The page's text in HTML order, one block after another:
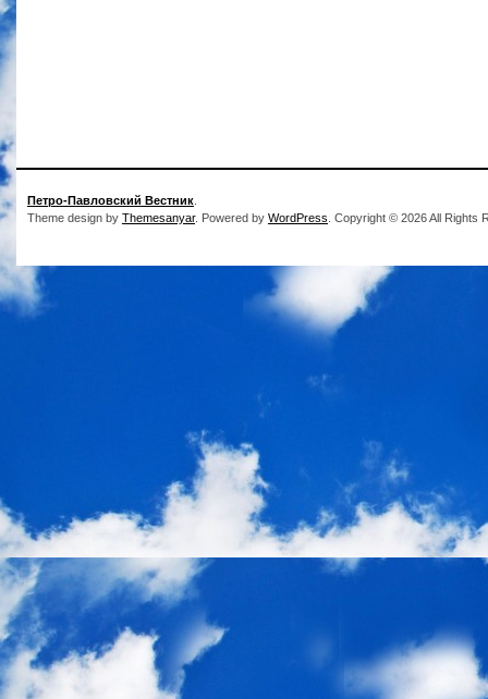
Петро-Павловский Вестник
Theme design by Themesanyar. Powered by WordPress . Copyright © 2026 All Rights